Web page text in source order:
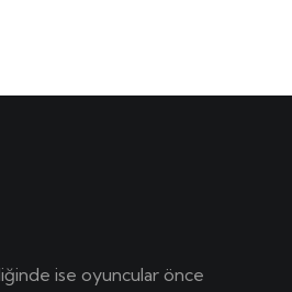
ise oyuncular önce